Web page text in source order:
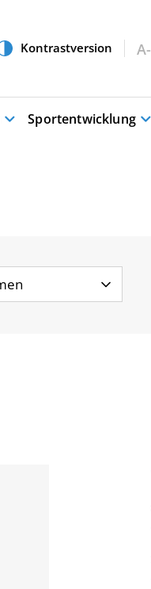
A-
Sportentwicklung